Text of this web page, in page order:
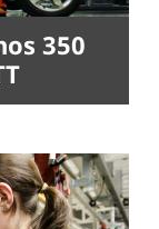
350